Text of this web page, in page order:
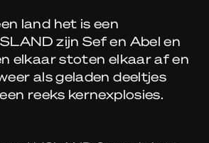
land het is een
zijn Sef en Abel en
elkaar stoten elkaar af en
als geladen deeltjes
reeks kernexplosies.